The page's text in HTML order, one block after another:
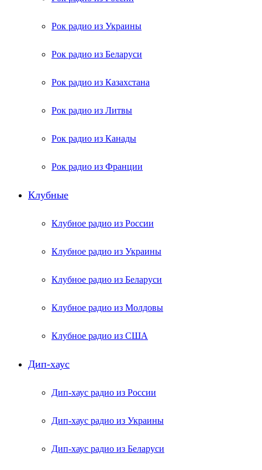
Рок радио из Украины
Рок радио из Беларуси
Рок радио из Казахстана
Рок радио из Литвы
Рок радио из Канады
Рок радио из Франции
Клубные
Клубное радио из России
Клубное радио из Украины
Клубное радио из Беларуси
Клубное радио из Молдовы
Клубное радио из США
Дип-хаус
Дип-хаус радио из России
Дип-хаус радио из Украины
Дип-хаус радио из Беларуси